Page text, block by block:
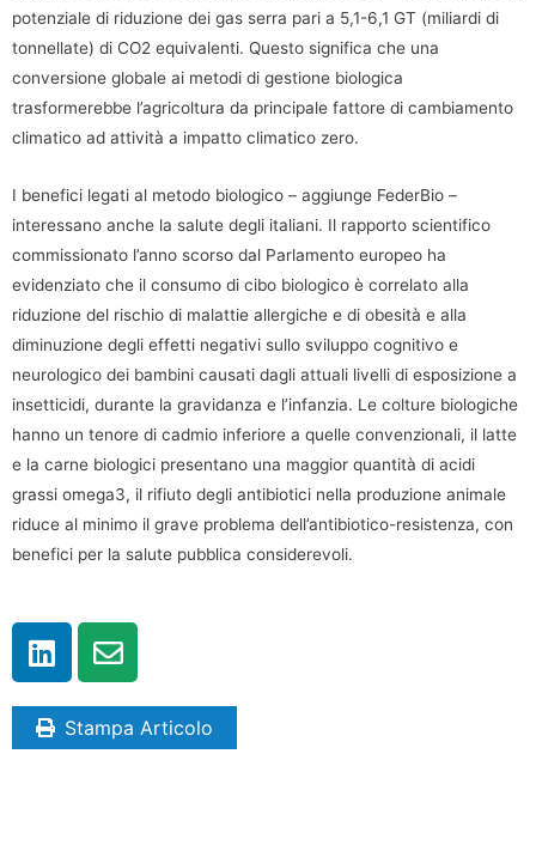
potenziale di riduzione dei gas serra pari a 5,1-6,1 GT (miliardi di
tonnellate) di CO2 equivalenti. Questo significa che una
conversione globale ai metodi di gestione biologica
trasformerebbe l’agricoltura da principale fattore di cambiamento
climatico ad attività a impatto climatico zero.
I benefici legati al metodo biologico – aggiunge FederBio –
interessano anche la salute degli italiani. Il rapporto scientifico
commissionato l’anno scorso dal Parlamento europeo ha
evidenziato che il consumo di cibo biologico è correlato alla
riduzione del rischio di malattie allergiche e di obesità e alla
diminuzione degli effetti negativi sullo sviluppo cognitivo e
neurologico dei bambini causati dagli attuali livelli di esposizione a
insetticidi, durante la gravidanza e l’infanzia. Le colture biologiche
hanno un tenore di cadmio inferiore a quelle convenzionali, il latte
e la carne biologici presentano una maggior quantità di acidi
grassi omega3, il rifiuto degli antibiotici nella produzione animale
riduce al minimo il grave problema dell’antibiotico-resistenza, con
benefici per la salute pubblica considerevoli.
Stampa Articolo